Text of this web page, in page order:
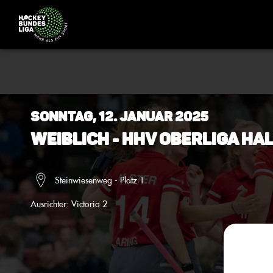
Sonntag, 12. Januar 2025
Weiblich - HHV Oberliga
Steinwiesenweg - Platz 1
Ausrichter: Victoria 2